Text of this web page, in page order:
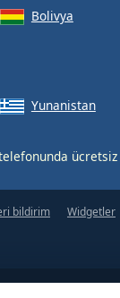
Bolivya
Yunanistan
ücretsiz
bildirim Widgetler